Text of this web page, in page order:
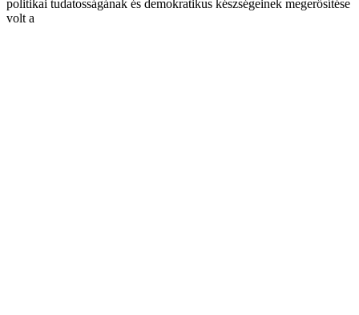
politikai tudatosságának és demokratikus készségeinek megerősítése
volt a